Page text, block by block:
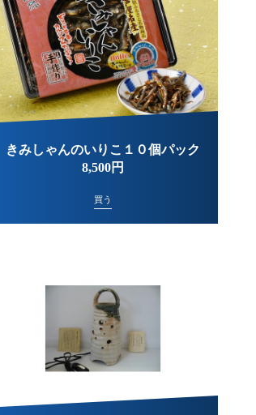
きみしゃんのいりこ１０個パック
8,500円
買う